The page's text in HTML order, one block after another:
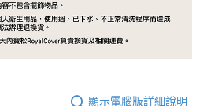
顯示電腦版詳細說明